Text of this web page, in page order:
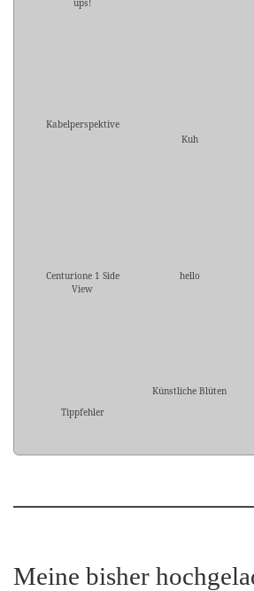
Kabelperspektive
Kuh
Centurione 1 Side
View
hello
Tippfehler
Künstliche Blüten
Meine bisher